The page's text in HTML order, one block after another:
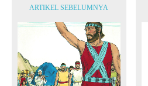
ARTIKEL SEBELUMNYA